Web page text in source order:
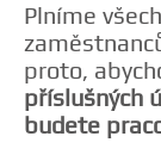
Plníme
proto,
příslušných
budete